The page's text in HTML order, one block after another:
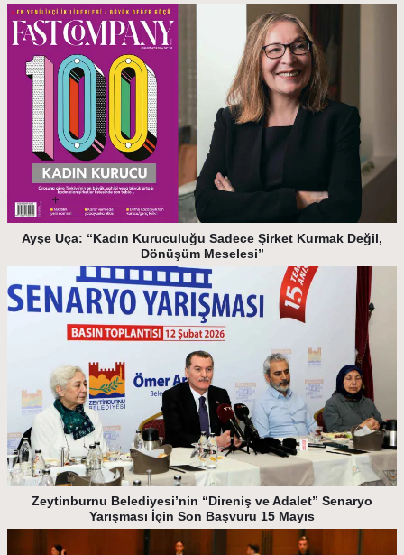
Ayşe Uça: “Kadın Kuruculuğu Sadece Şirket Kurmak Değil,
Dönüşüm Meselesi”
Zeytinburnu Belediyesi’nin “Direniş ve Adalet” Senaryo
Yarışması İçin Son Başvuru 15 Mayıs